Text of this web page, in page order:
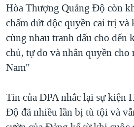
Hòa Thượng Quảng Độ còn
chấm dứt độc quyền cai trị
cùng nhau tranh đấu cho đến
chủ, tự do và nhân quyền
Nam"
Tin của DPA nhắc lại sự kiện
Độ đã nhiều lần bị tù tội và